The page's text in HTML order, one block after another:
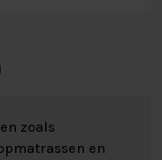
zoals
en